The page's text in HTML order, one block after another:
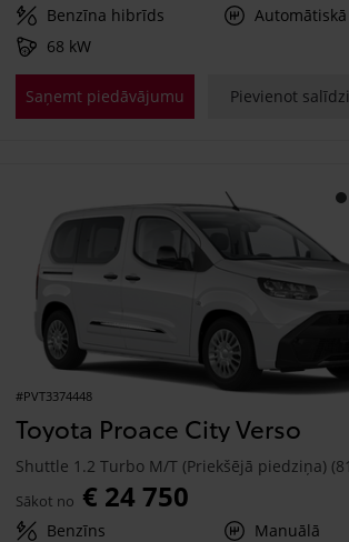
Benzīna hibrīds
Automātiskā
68 kW
Saņemt piedāvājumu Pievienot
#PVT3374448
Toyota Proace City Verso
Shuttle 1.2 Turbo M/T (Priekšējā piedziņa)
Sākot no € 24 750
Benzīns
Manuālā